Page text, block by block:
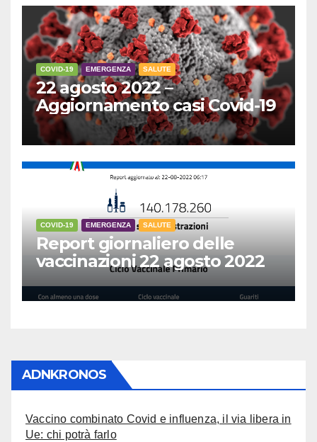
COVID-19 EMERGENZA SALUTE
22 agosto 2022 –
Aggiornamento casi Covid-19
COVID-19 EMERGENZA SALUTE
Report giornaliero delle
vaccinazioni 22 agosto 2022
ADNKRONOS
Vaccino combinato Covid e influenza, il via libera in
Ue: chi potrà farlo